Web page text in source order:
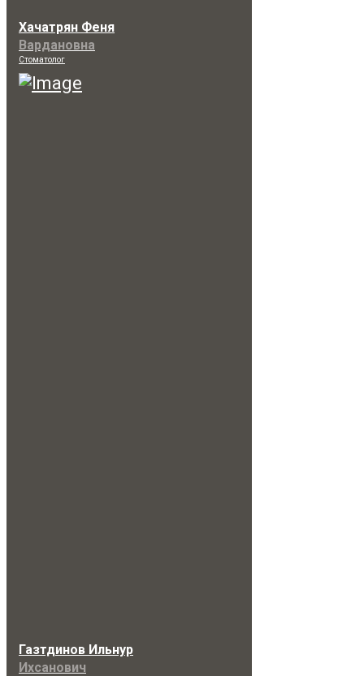
Хачатрян Феня
Вардановна
Стоматолог
Газтдинов Ильнур
Ихсанович